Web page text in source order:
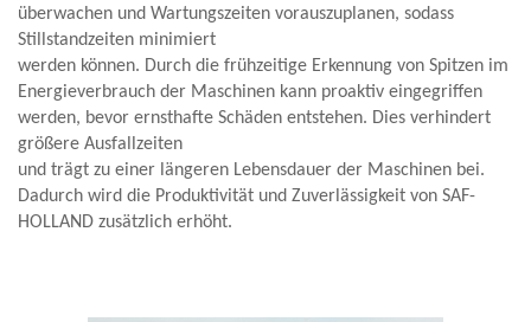
überwachen und Wartungszeiten vorauszuplanen, sodass
Stillstandzeiten minimiert
werden können. Durch die frühzeitige Erkennung von Spitzen im
Energieverbrauch der Maschinen kann proaktiv eingegriffen
werden, bevor ernsthafte Schäden entstehen. Dies verhindert
größere Ausfallzeiten
und trägt zu einer längeren Lebensdauer der Maschinen bei.
Dadurch wird die Produktivität und Zuverlässigkeit von SAF-
HOLLAND zusätzlich erhöht.